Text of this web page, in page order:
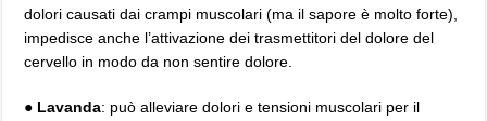
dolori causati dai crampi muscolari (ma il sapore è molto forte),
impedisce anche l’attivazione dei trasmettitori del dolore del
cervello in modo da non sentire dolore.
● Lavanda: può alleviare dolori e tensioni muscolari per il